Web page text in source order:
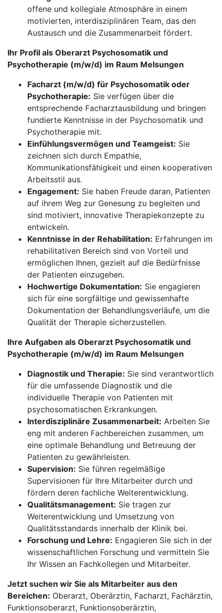
offene und kollegiale Atmosphäre in einem
motivierten, interdisziplinären Team, das den
Austausch und die Zusammenarbeit fördert.
Ihr Profil als Oberarzt Psychosomatik und
Psychotherapie (m/w/d) im Raum Melsungen
Facharzt (m/w/d) für Psychosomatik oder
Psychotherapie: Sie verfügen über die
entsprechende Facharztausbildung und bringen
fundierte Kenntnisse in der Psychosomatik und
Psychotherapie mit.
Einfühlungsvermögen und Teamgeist: Sie
zeichnen sich durch Empathie,
Kommunikationsfähigkeit und einen kooperativen
Arbeitsstil aus.
Engagement: Sie haben Freude daran, Patienten
auf ihrem Weg zur Genesung zu begleiten und
sind motiviert, innovative Therapiekonzepte zu
entwickeln.
Kenntnisse in der Rehabilitation: Erfahrungen im
rehabilitativen Bereich sind von Vorteil und
ermöglichen Ihnen, gezielt auf die Bedürfnisse
der Patienten einzugehen.
Hochwertige Dokumentation: Sie engagieren
sich für eine sorgfältige und gewissenhafte
Dokumentation der Behandlungsverläufe, um die
Qualität der Therapie sicherzustellen.
Ihre Aufgaben als Oberarzt Psychosomatik und
Psychotherapie (m/w/d) im Raum Melsungen
Diagnostik und Therapie: Sie sind verantwortlich
für die umfassende Diagnostik und die
individuelle Therapie von Patienten mit
psychosomatischen Erkrankungen.
Interdisziplinäre Zusammenarbeit: Arbeiten Sie
eng mit anderen Fachbereichen zusammen, um
eine optimale Behandlung und Betreuung der
Patienten zu gewährleisten.
Supervision: Sie führen regelmäßige
Supervisionen für Ihre Mitarbeiter durch und
fördern deren fachliche Weiterentwicklung.
Qualitätsmanagement: Sie tragen zur
Weiterentwicklung und Umsetzung von
Qualitätsstandards innerhalb der Klinik bei.
Forschung und Lehre: Engagieren Sie sich in der
wissenschaftlichen Forschung und vermitteln Sie
Ihr Wissen an Fachkollegen und Mitarbeiter.
Jetzt suchen wir Sie als Mitarbeiter aus den
Bereichen: Oberarzt, Oberärztin, Facharzt, Fachärztin,
Funktionsoberarzt, Funktionsoberärztin,